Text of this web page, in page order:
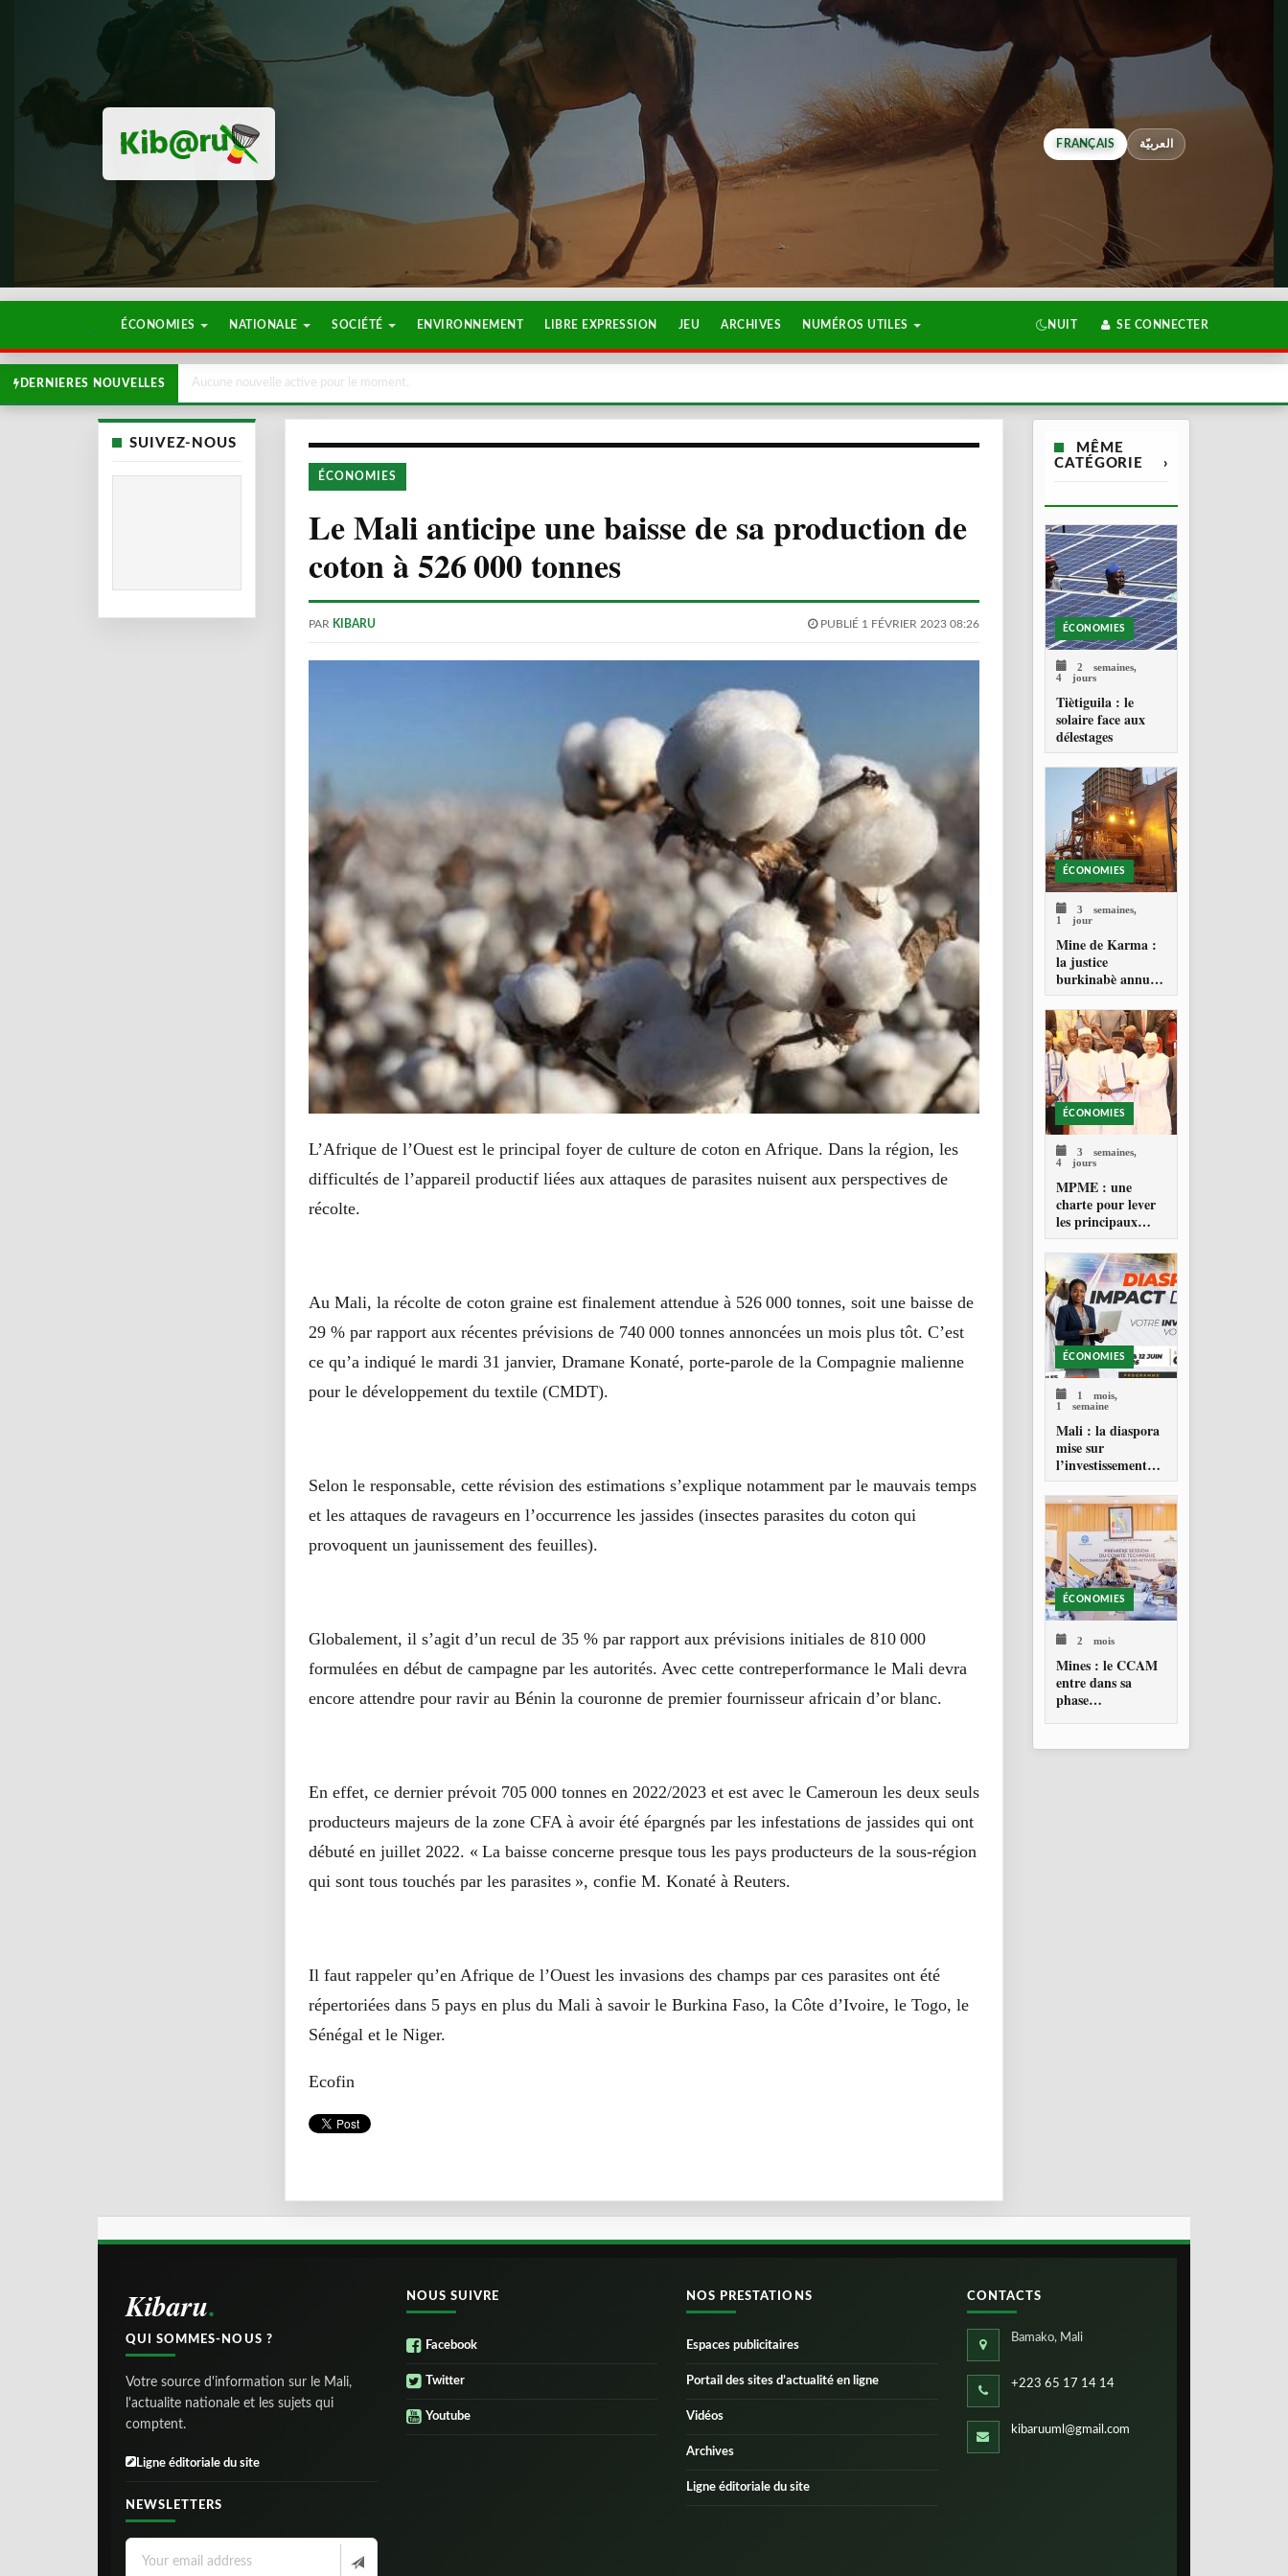
FRANÇAIS العربيّة
ÉCONOMIES NATIONALE SOCIÉTÉ ENVIRONNEMENT LIBRE EXPRESSION JEU ARCHIVES NUMÉROS UTILES NUIT SE CONNECTER
DERNIERES NOUVELLES Aucune nouvelle active pour le moment.
SUIVEZ-NOUS
ÉCONOMIES
Le Mali anticipe une baisse de sa production de
coton à 526 000 tonnes
PAR KIBARU PUBLIÉ 1 FÉVRIER 2023 08:26
L’Afrique de l’Ouest est le principal foyer de culture de coton en Afrique. Dans la région, les
difficultés de l’appareil productif liées aux attaques de parasites nuisent aux perspectives de
récolte.
Au Mali, la récolte de coton graine est finalement attendue à 526 000 tonnes, soit une baisse de
29 % par rapport aux récentes prévisions de 740 000 tonnes annoncées un mois plus tôt. C’est
ce qu’a indiqué le mardi 31 janvier, Dramane Konaté, porte-parole de la Compagnie malienne
pour le développement du textile (CMDT).
Selon le responsable, cette révision des estimations s’explique notamment par le mauvais temps
et les attaques de ravageurs en l’occurrence les jassides (insectes parasites du coton qui
provoquent un jaunissement des feuilles).
Globalement, il s’agit d’un recul de 35 % par rapport aux prévisions initiales de 810 000
formulées en début de campagne par les autorités. Avec cette contreperformance le Mali devra
encore attendre pour ravir au Bénin la couronne de premier fournisseur africain d’or blanc.
En effet, ce dernier prévoit 705 000 tonnes en 2022/2023 et est avec le Cameroun les deux seuls
producteurs majeurs de la zone CFA à avoir été épargnés par les infestations de jassides qui ont
débuté en juillet 2022. « La baisse concerne presque tous les pays producteurs de la sous-région
qui sont tous touchés par les parasites », confie M. Konaté à Reuters.
Il faut rappeler qu’en Afrique de l’Ouest les invasions des champs par ces parasites ont été
répertoriées dans 5 pays en plus du Mali à savoir le Burkina Faso, la Côte d’Ivoire, le Togo, le
Sénégal et le Niger.
Ecofin
MÊME
CATÉGORIE
›
ÉCONOMIES
2 semaines,
4 jours
Tiètiguila : le
solaire face aux
délestages
ÉCONOMIES
3 semaines,
1 jour
Mine de Karma :
la justice
burkinabè annule
le contrat d’achat
d’or de 2014
ÉCONOMIES
3 semaines,
4 jours
MPME : une
charte pour lever
les principaux
blocages
ÉCONOMIES
1 mois,
1 semaine
Mali : la diaspora
mise sur
l’investissement
productif
ÉCONOMIES
2 mois
Mines : le CCAM
entre dans sa
phase
Kibaru
QUI SOMMES-NOUS ?
Votre source d'information sur le Mali,
l'actualite nationale et les sujets qui
comptent.
Ligne éditoriale du site
NEWSLETTERS
NOUS SUIVRE
Facebook
Twitter
Youtube
NOS PRESTATIONS
Espaces publicitaires
Portail des sites d’actualité en ligne
Vidéos
Archives
Ligne éditoriale du site
CONTACTS
Bamako, Mali
+223 65 17 14 14
kibaruuml@gmail.com